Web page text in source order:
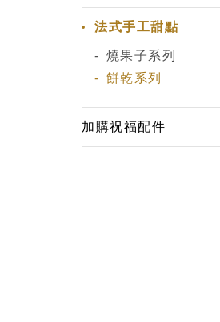
法式手工甜點
燒果子系列
餅乾系列
加購祝福配件